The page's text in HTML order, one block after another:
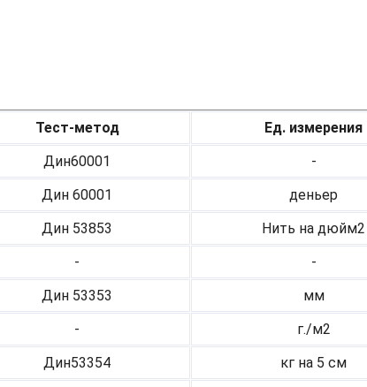
Тест-метод Ед. измерения
Дин60001 -
Дин 60001 деньер
Дин 53853 Нить на дюйм2
- -
Дин 53353 мм
- г./м2
Дин53354 кг на 5 см